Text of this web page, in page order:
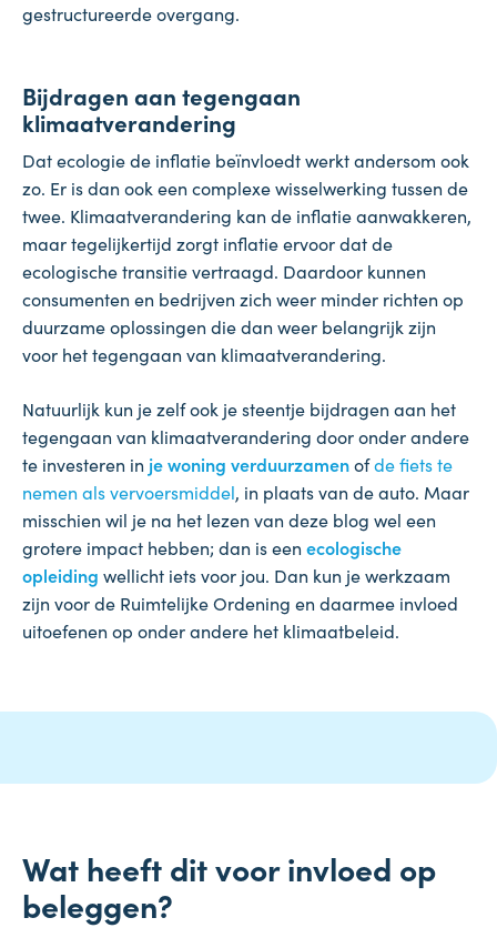
gestructureerde overgang.
Bijdragen aan tegengaan
klimaatverandering
Dat ecologie de inflatie beïnvloedt werkt andersom ook
zo. Er is dan ook een complexe wisselwerking tussen de
twee. Klimaatverandering kan de inflatie aanwakkeren,
maar tegelijkertijd zorgt inflatie ervoor dat de
ecologische transitie vertraagd. Daardoor kunnen
consumenten en bedrijven zich weer minder richten op
duurzame oplossingen die dan weer belangrijk zijn
voor het tegengaan van klimaatverandering.
Natuurlijk kun je zelf ook je steentje bijdragen aan het
tegengaan van klimaatverandering door onder andere
te investeren in je woning verduurzamenofde fiets te
nemen als vervoersmiddel, in plaats van de auto. Maar
misschien wil je na het lezen van deze blog wel een
grotere impact hebben; dan is een ecologische
opleiding wellicht iets voor jou. Dan kun je werkzaam
zijn voor de Ruimtelijke Ordening en daarmee invloed
uitoefenen op onder andere het klimaatbeleid.
Wat heeft dit voor invloed op
beleggen?